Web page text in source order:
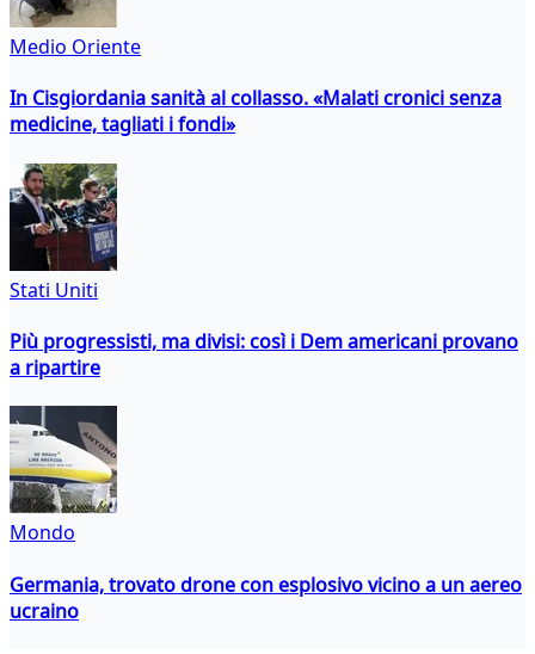
Medio Oriente
In Cisgiordania sanità al collasso. «Malati cronici senza
medicine, tagliati i fondi»
Stati Uniti
Più progressisti, ma divisi: così i Dem americani provano
a ripartire
Mondo
Germania, trovato drone con esplosivo vicino a un aereo
ucraino